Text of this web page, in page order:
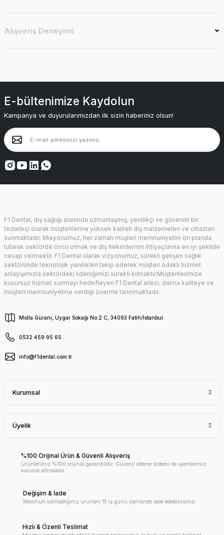
Alışveriş Deneyimi
E-bültenimize Kaydolun
Kampanya ve duyurularımızdan ilk sizin haberiniz olsun!
F1 Dental, diş sağlığı alanında uzmanlaşmış, yenilikçi ve güvenilir bir
tedarikçi olarak müşterilerine yüksek kaliteli diş malzemeleri ve cihazları
sunmaktadır. Misyonumuz, her zaman müşteri memnuniyetini ön planda
tutarak sektörde öncü olmak ve diş hekimlerinin ihtiyaçlarına en iyi şekilde
cevap vermektir. F1 Dental olarak vizyonumuz, sürekli gelişen sağlık
sektöründe teknolojik yenilikleri takip ederek müşteri odaklı hizmet
anlayışımızla sektördeki liderliğimizi sürekli kılmaktır.Müşterilerimize
kusursuz hizmet sunmayı hedefleyen F1 Dental ailesi, daima kaliteye ve
müşteri memnuniyetine verdiği önemle tanınmaktadır.
Molla Gürani, Uygar Sokağı No:2 C, 34093 Fatih/İstanbul
0532 459 95 65
info@f1dental.com.tr
Kurumsal
Üyelik
%100 Orijinal Ürün & Güvenli Alışveriş
Ürünlerimiz %100 orijinal garantilidir. Güvenli ödeme sistemi ile işlemleriniz
koruma altındadır.
Değişim & İade
Memnun kalmadığınız ürünleri 15 iş günü içerisinde iade edebilirsiniz.
Hızlı & Özenli Teslimat